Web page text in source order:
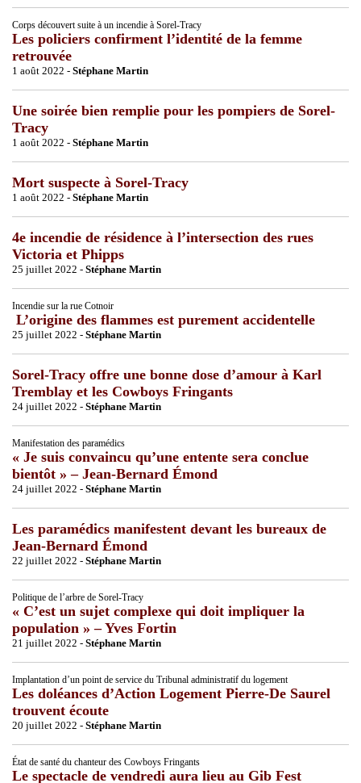
Corps découvert suite à un incendie à Sorel-Tracy
Les policiers confirment l’identité de la femme
retrouvée
1 août 2022 - Stéphane Martin
Une soirée bien remplie pour les pompiers de Sorel-
Tracy
1 août 2022 - Stéphane Martin
Mort suspecte à Sorel-Tracy
1 août 2022 - Stéphane Martin
4e incendie de résidence à l’intersection des rues
Victoria et Phipps
25 juillet 2022 - Stéphane Martin
Incendie sur la rue Cotnoir
L’origine des flammes est purement accidentelle
25 juillet 2022 - Stéphane Martin
Sorel-Tracy offre une bonne dose d’amour à Karl
Tremblay et les Cowboys Fringants
24 juillet 2022 - Stéphane Martin
Manifestation des paramédics
« Je suis convaincu qu’une entente sera conclue
bientôt » – Jean-Bernard Émond
24 juillet 2022 - Stéphane Martin
Les paramédics manifestent devant les bureaux de
Jean-Bernard Émond
22 juillet 2022 - Stéphane Martin
Politique de l’arbre de Sorel-Tracy
« C’est un sujet complexe qui doit impliquer la
population » – Yves Fortin
21 juillet 2022 - Stéphane Martin
Implantation d’un point de service du Tribunal administratif du logement
Les doléances d’Action Logement Pierre-De Saurel
trouvent écoute
20 juillet 2022 - Stéphane Martin
État de santé du chanteur des Cowboys Fringants
Le spectacle de vendredi aura lieu au Gib Fest